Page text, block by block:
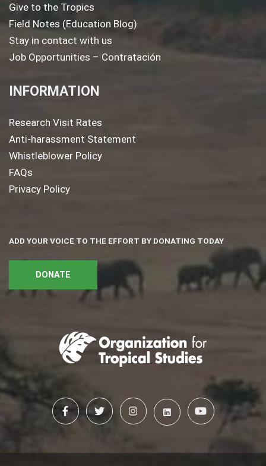
Give to the Tropics
Field Notes (Education Blog)
Stay in contact with us
Job Opportunities – Contratación
INFORMATION
Research Visit Rates
Anti-harassment Statement
Whistleblower Policy
FAQs
Privacy Policy
ADD YOUR VOICE TO THE EFFORT BY DONATING TODAY
DONATE